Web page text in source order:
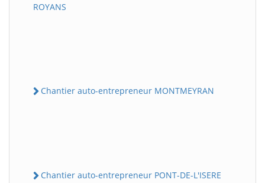
ROYANS
Chantier auto-entrepreneur MONTMEYRAN
Chantier auto-entrepreneur PONT-DE-L'ISERE